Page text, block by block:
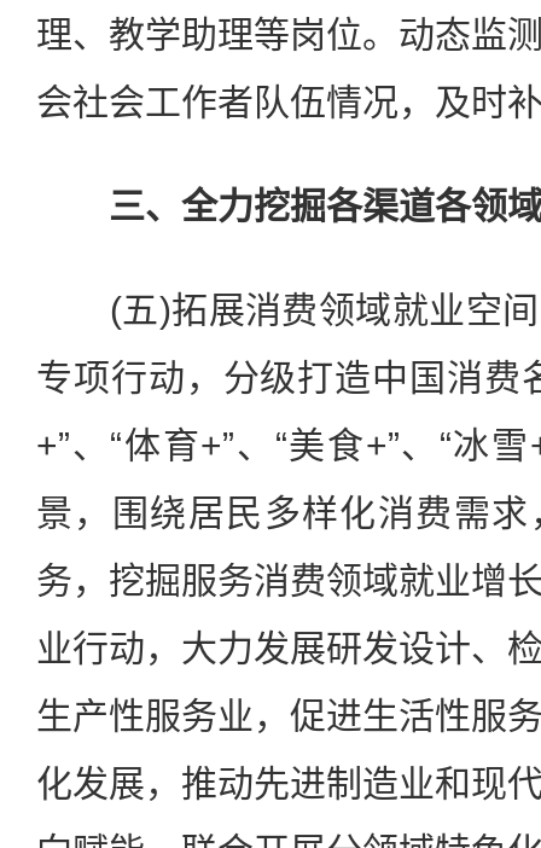
理、教学助理等岗位。动态监
会社会工作者队伍情况，及时
三、全力挖掘各渠道各领
(五)拓展消费领域就业空间
专项行动，分级打造中国消费
+”、“体育+”、“美食+”、“冰
景，围绕居民多样化消费需
务，挖掘服务消费领域就业增
业行动，大力发展研发设计、
生产性服务业，促进生活性服
化发展，推动先进制造业和现